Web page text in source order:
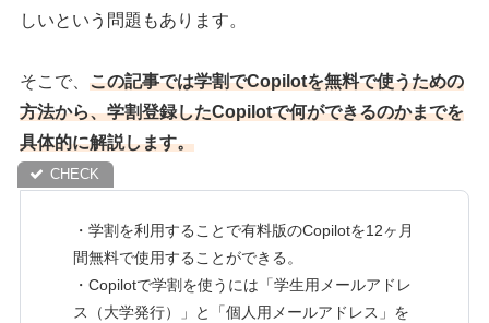
しいという問題もあります。
そこで、この記事では学割でCopilotを無料で使うための
方法から、学割登録したCopilotで何ができるのかまでを
具体的に解説します。
・学割を利用することで有料版のCopilotを12ヶ月
間無料で使用することができる。
・Copilotで学割を使うには「学生用メールアドレ
ス（大学発行）」と「個人用メールアドレス」を